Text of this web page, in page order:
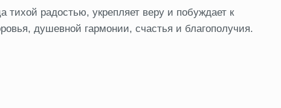
радостью, укрепляет веру и побуждает к
душевной гармонии, счастья и благополучия.